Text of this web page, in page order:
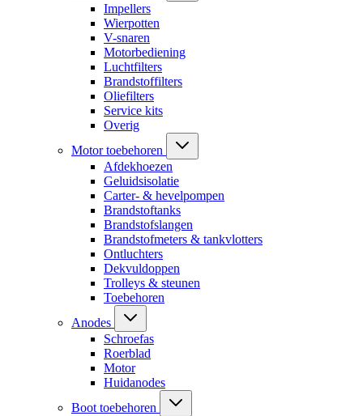
Impellers
Wierpotten
V-snaren
Motorbediening
Luchtfilters
Brandstoffilters
Oliefilters
Service kits
Overig
Motor toebehoren
Afdekhoezen
Geluidsisolatie
Carter- & hevelpompen
Brandstoftanks
Brandstofslangen
Brandstofmeters & tankvlotters
Ontluchters
Dekvuldoppen
Trolleys & steunen
Toebehoren
Anodes
Schroefas
Roerblad
Motor
Huidanodes
Boot toebehoren